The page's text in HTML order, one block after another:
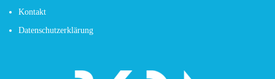
Kontakt
Datenschutzerklärung